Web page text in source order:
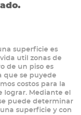
superficie es
util zonas de
de un piso es
que se puyede
costos para la
lograr. Mediante el
puede determinar
superficie y con